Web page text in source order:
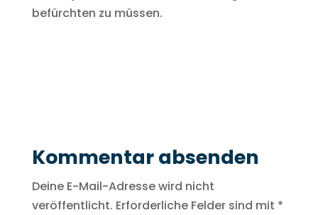
befürchten zu müssen.
Kommentar absenden
Deine E-Mail-Adresse wird nicht
veröffentlicht. Erforderliche Felder sind mit *